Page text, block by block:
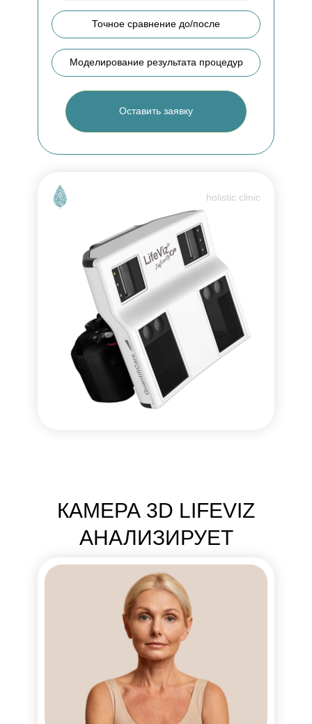
Точное сравнение до/после
Моделирование результата процедур
Оставить заявку
holistic clinic
КАМЕРА 3D LIFEVIZ
АНАЛИЗИРУЕТ